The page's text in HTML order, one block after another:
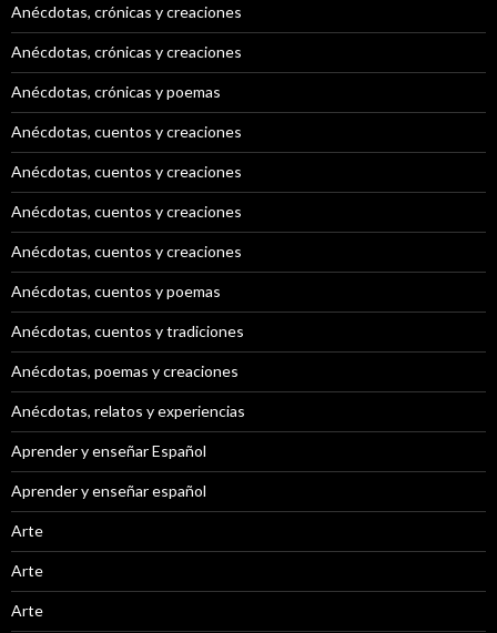
Anécdotas, crónicas y creaciones
Anécdotas, crónicas y creaciones
Anécdotas, crónicas y poemas
Anécdotas, cuentos y creaciones
Anécdotas, cuentos y creaciones
Anécdotas, cuentos y creaciones
Anécdotas, cuentos y creaciones
Anécdotas, cuentos y poemas
Anécdotas, cuentos y tradiciones
Anécdotas, poemas y creaciones
Anécdotas, relatos y experiencias
Aprender y enseñar Español
Aprender y enseñar español
Arte
Arte
Arte